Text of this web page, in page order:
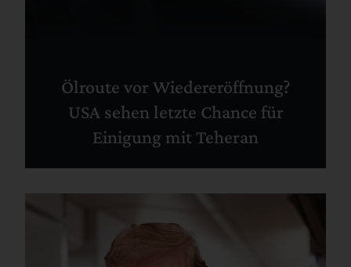
Ölroute vor Wiedereröffnung?
USA sehen letzte Chance für
Einigung mit Teheran